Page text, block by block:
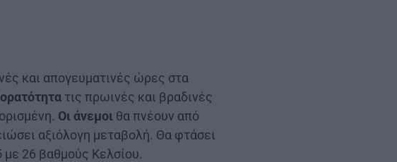
και απογευματινές ώρες στα
τις πρωινές και βραδινές
Οι άνεμοιθα πνέουν από
αξιόλογη μεταβολή. Θα φτάσει
με 26 βαθμούς Κελσίου.